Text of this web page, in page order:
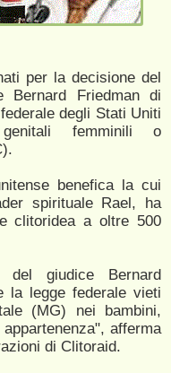
per la decisione del
Bernard Friedman di
degli Stati Uniti
femminili o
benefica la cui
spirituale Rael, ha
clitoridea a oltre 500
del giudice Bernard
la legge federale vieti
(MG) nei bambini,
afferma
di Clitoraid.